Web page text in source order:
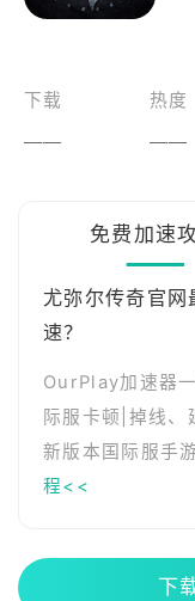
下载
——
热度
——
免费加速
尤弥尔传奇官
速？
OurPlay加速器
际服卡顿|掉线、
新版本国际服手
程<<
下